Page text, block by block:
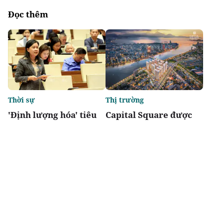
Đọc thêm
'Định lượng hóa' tiêu
Thời sự
Capital Square được
Thị trường